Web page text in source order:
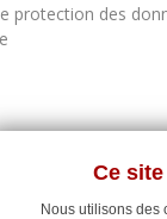
Ce
Nous utilisons des
protection des